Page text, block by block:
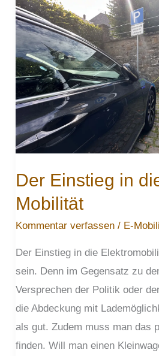
Der Einstieg in
Mobilität
Kommentar verfassen / E-
Der Einstieg in die
sein. Denn im Gegensatz zu
Versprechen der Politik oder
die Abdeckung mit
als gut. Zudem muss man das
finden. Will man einen